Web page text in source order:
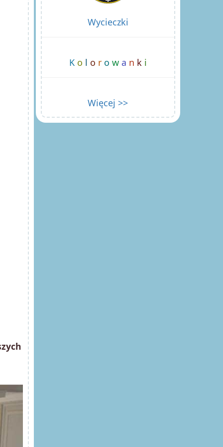
Wycieczki
K o l o r o w a n k i
Więcej >>